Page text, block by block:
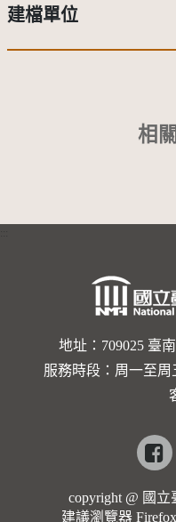
建檔單位
相
地址：709025 臺
服務時段：周一至周
copyright @ 國
建議瀏覽器